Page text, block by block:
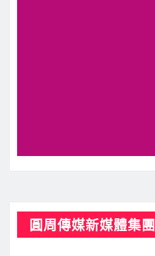
圓周傳媒新媒體集團